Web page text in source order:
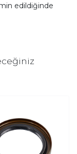
edildiğinde